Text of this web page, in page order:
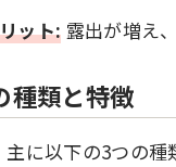
ット: 露出が増え
種類と特徴
に以下の3つの